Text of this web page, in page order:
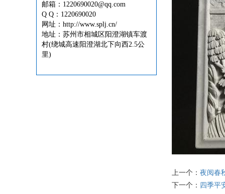
邮箱：1220690020@qq.com
Q Q：1220690020
网址：http://www.splj.cn/
地址：苏州市相城区阳澄湖镇车渡
村(绕城高速阳澄湖北下向西2.5公
里)
上一个： 夜阅春
下一个： 四季平